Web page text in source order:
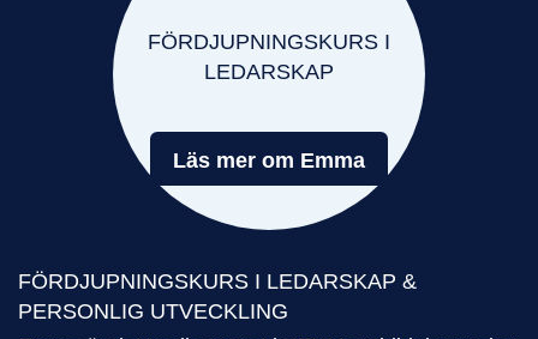
FÖRDJUPNINGSKURS I
LEDARSKAP
Läs mer om Emma
FÖRDJUPNINGSKURS I LEDARSKAP &
PERSONLIG UTVECKLING